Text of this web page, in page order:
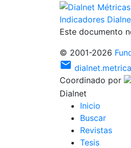
Indicadores
Este documento
© 2001-2026
mail
Coordinado por
Dialnet
Inicio
Buscar
Revistas
Tesis